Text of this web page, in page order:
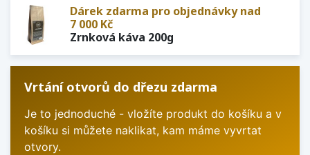
Dárek zdarma pro objednávky nad
7 000 Kč
Zrnková káva 200g
Vrtání otvorů do dřezu zdarma
Je to jednoduché - vložíte produkt do košíku a v
košíku si můžete naklikat, kam máme vyvrtat
otvory.